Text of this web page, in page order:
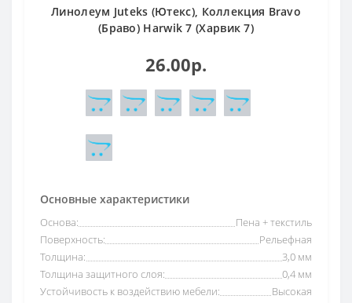
Линолеум Juteks (Ютекс), Коллекция Bravo
(Браво) Harwik 7 (Харвик 7)
26.00р.
Основные характеристики
Основа:
Пена + текстиль
Поверхность:
Рельефная
Толщина:
3,0 мм
Толщина защитного слоя:
0,4 мм
Устойчивость к воздействию мебели:
Высокая